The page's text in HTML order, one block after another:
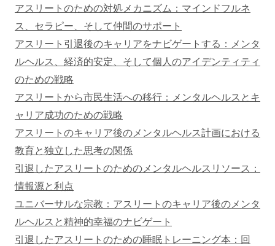
アスリートのための対処メカニズム：マインドフルネ
ス、セラピー、そして仲間のサポート
アスリート引退後のキャリアをナビゲートする：メンタ
ルヘルス、経済的安定、そして個人のアイデンティティ
のための戦略
アスリートから市民生活への移行：メンタルヘルスとキ
ャリア成功のための戦略
アスリートのキャリア後のメンタルヘルス計画における
教育と独立した思考の関係
引退したアスリートのためのメンタルヘルスリソース：
情報源と利点
ユニバーサルな宗教：アスリートのキャリア後のメンタ
ルヘルスと精神的幸福のナビゲート
引退したアスリートのための睡眠トレーニング本：回